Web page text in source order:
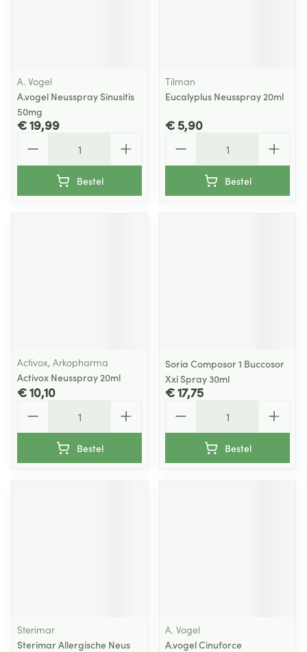
A. Vogel
A.vogel Neusspray Sinusitis
50mg
€ 19,99
Bestel
Tilman
Eucalyplus Neusspray 20ml
€ 5,90
Bestel
Activox, Arkopharma
Activox Neusspray 20ml
€ 10,10
Bestel
Soria Composor 1 Buccosor
Xxi Spray 30ml
€ 17,75
Bestel
Sterimar
Sterimar Allergische Neus
A. Vogel
A.vogel Cinuforce